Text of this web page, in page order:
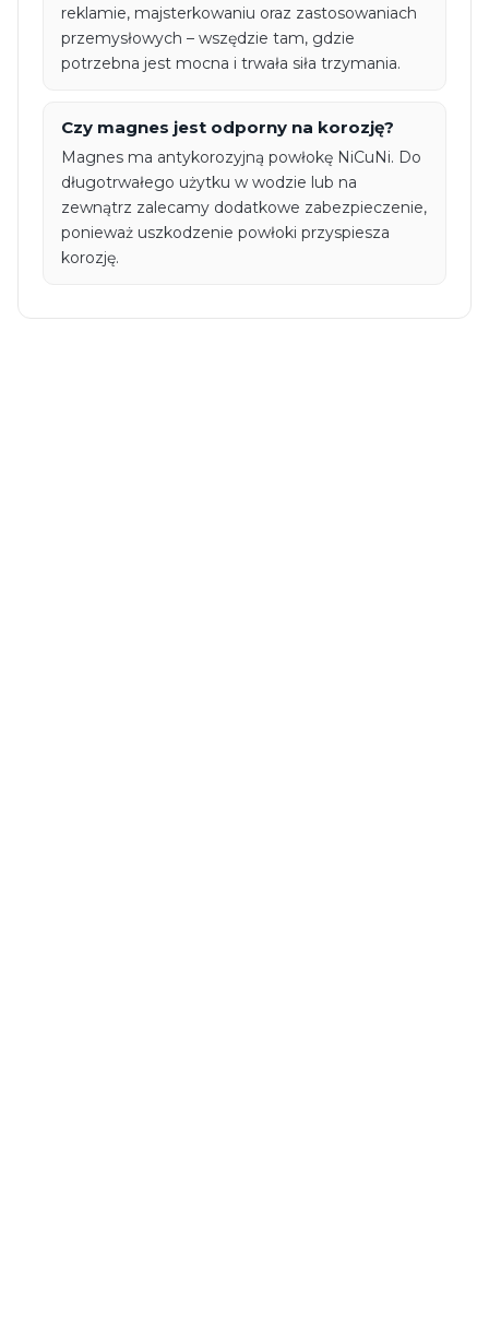
reklamie, majsterkowaniu oraz zastosowaniach
przemysłowych – wszędzie tam, gdzie
potrzebna jest mocna i trwała siła trzymania.
Czy magnes jest odporny na korozję?
Magnes ma antykorozyjną powłokę NiCuNi. Do
długotrwałego użytku w wodzie lub na
zewnątrz zalecamy dodatkowe zabezpieczenie,
ponieważ uszkodzenie powłoki przyspiesza
korozję.